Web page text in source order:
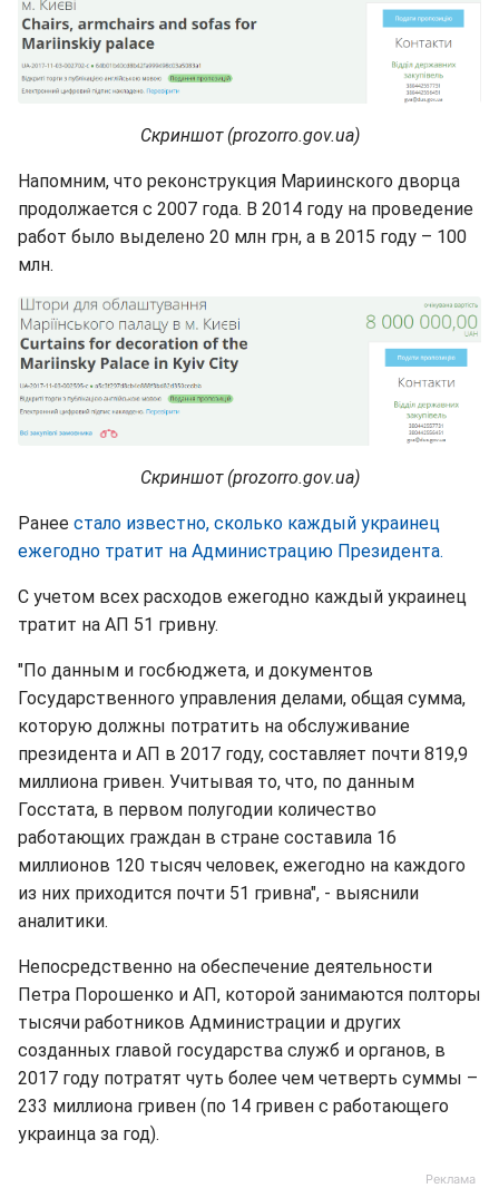
Скриншот (prozorro.gov.ua)
Напомним, что реконструкция Мариинского дворца
продолжается с 2007 года. В 2014 году на проведение
работ было выделено 20 млн грн, а в 2015 году – 100
млн.
Скриншот (prozorro.gov.ua)
Ранее стало известно, сколько каждый украинец
ежегодно тратит на Администрацию Президента.
С учетом всех расходов ежегодно каждый украинец
тратит на АП 51 гривну.
"По данным и госбюджета, и документов
Государственного управления делами, общая сумма,
которую должны потратить на обслуживание
президента и АП в 2017 году, составляет почти 819,9
миллиона гривен. Учитывая то, что, по данным
Госстата, в первом полугодии количество
работающих граждан в стране составила 16
миллионов 120 тысяч человек, ежегодно на каждого
из них приходится почти 51 гривна", - выяснили
аналитики.
Непосредственно на обеспечение деятельности
Петра Порошенко и АП, которой занимаются полторы
тысячи работников Администрации и других
созданных главой государства служб и органов, в
2017 году потратят чуть более чем четверть суммы –
233 миллиона гривен (по 14 гривен с работающего
украинца за год).